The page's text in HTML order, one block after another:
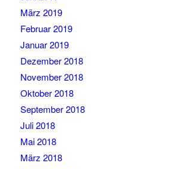
März 2019
Februar 2019
Januar 2019
Dezember 2018
November 2018
Oktober 2018
September 2018
Juli 2018
Mai 2018
März 2018